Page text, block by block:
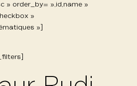
» order_by= »,id,name »
»
»]